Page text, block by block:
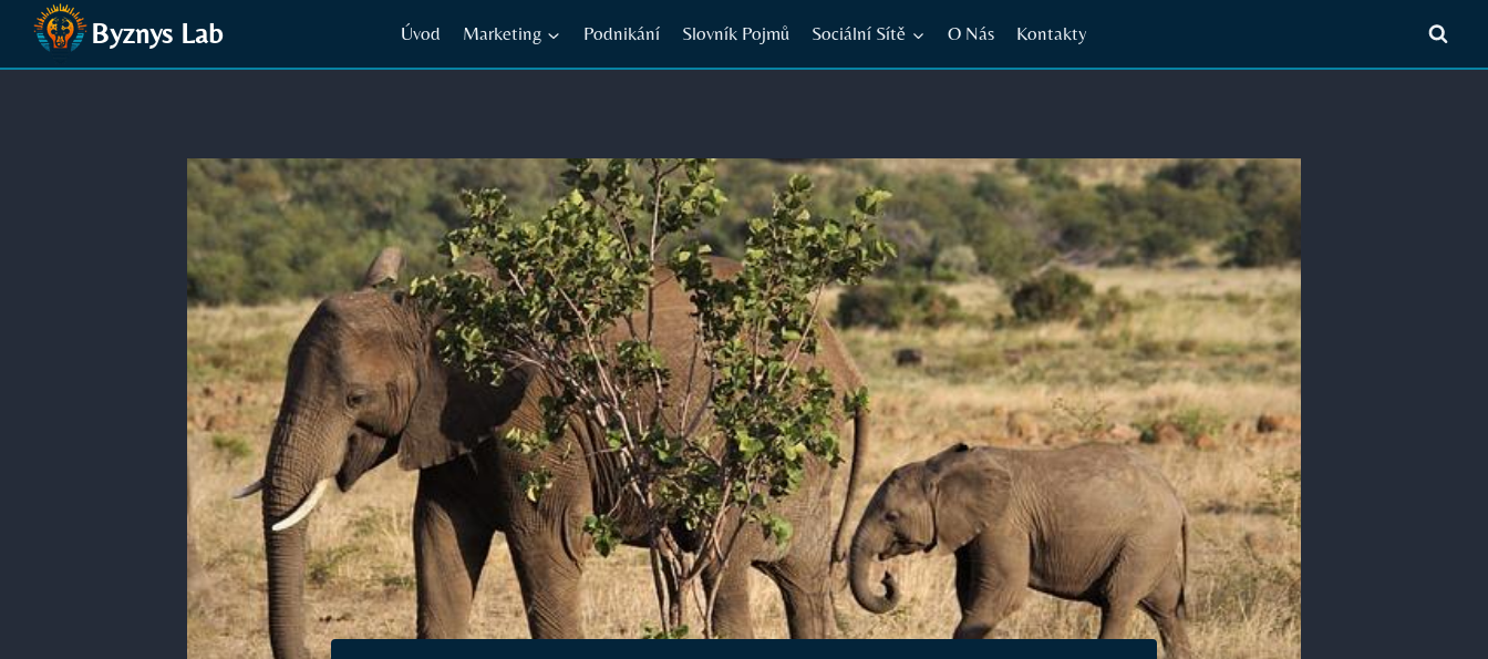
Přeskočit
obsah
Byznys Lab Úvod Marketing Podnikání Slovník Pojmů Sociální Sítě O Nás Kontakty